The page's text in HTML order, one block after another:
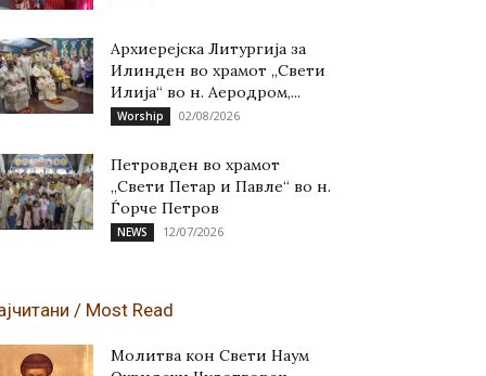
Архиерејска Литургија за
Илинден во храмот „Свети
Илија“ во н. Аеродром,...
Worship 02/08/2026
Петровден во храмот
„Свети Петар и Павле“ во н.
Ѓорче Петров
NEWS 12/07/2026
/ Most Read
Молитва кон Свети Наум